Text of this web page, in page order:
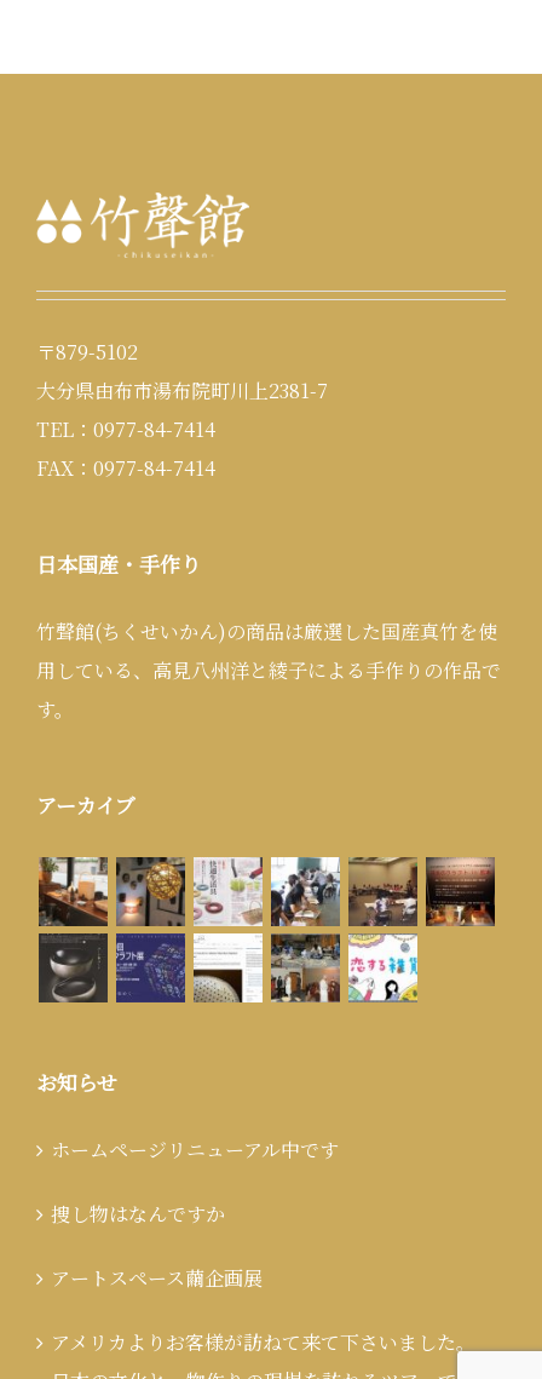
〒879-5102
大分県由布市湯布院町川上2381-7
TEL：0977-84-7414
FAX：0977-84-7414
日本国産・手作り
竹聲館(ちくせいかん)の商品は厳選した国産真竹を使
用している、高見八州洋と綾子による手作りの作品で
す。
アーカイブ
お知らせ
ホームページリニューアル中です
捜し物はなんですか
アートスペース繭企画展
アメリカよりお客様が訪ねて来て下さいました。